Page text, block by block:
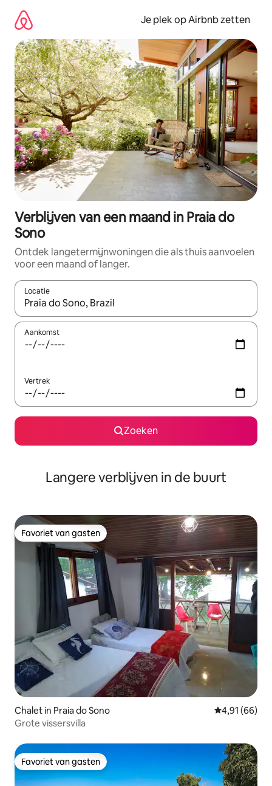
direct
naar
inhoud
Je plek op Airbnb zetten
Verblijven van een maand in Praia do
Sono
Ontdek langetermijnwoningen die als thuis aanvoelen
voor een maand of langer.
Locatie
Wanneer er resultaten beschikbaar zijn, maak je een keuze
Aankomst
Vertrek
Zoeken
Langere verblijven in de buurt
Favoriet van gasten
Favoriet van gasten
Chalet in Praia do Sono Gemiddelde
4,91 (66)
Grote vissersvilla
Favoriet van gasten
Favoriet van gasten